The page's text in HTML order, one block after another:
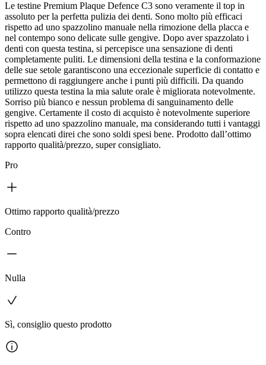
Le testine Premium Plaque Defence C3 sono veramente il top in
assoluto per la perfetta pulizia dei denti. Sono molto più efficaci
rispetto ad uno spazzolino manuale nella rimozione della placca e
nel contempo sono delicate sulle gengive. Dopo aver spazzolato i
denti con questa testina, si percepisce una sensazione di denti
completamente puliti. Le dimensioni della testina e la conformazione
delle sue setole garantiscono una eccezionale superficie di contatto e
permettono di raggiungere anche i punti più difficili. Da quando
utilizzo questa testina la mia salute orale è migliorata notevolmente.
Sorriso più bianco e nessun problema di sanguinamento delle
gengive. Certamente il costo di acquisto è notevolmente superiore
rispetto ad uno spazzolino manuale, ma considerando tutti i vantaggi
sopra elencati direi che sono soldi spesi bene. Prodotto dall’ottimo
rapporto qualità/prezzo, super consigliato.
Pro
Ottimo rapporto qualità/prezzo
Contro
Nulla
Sì, consiglio questo prodotto